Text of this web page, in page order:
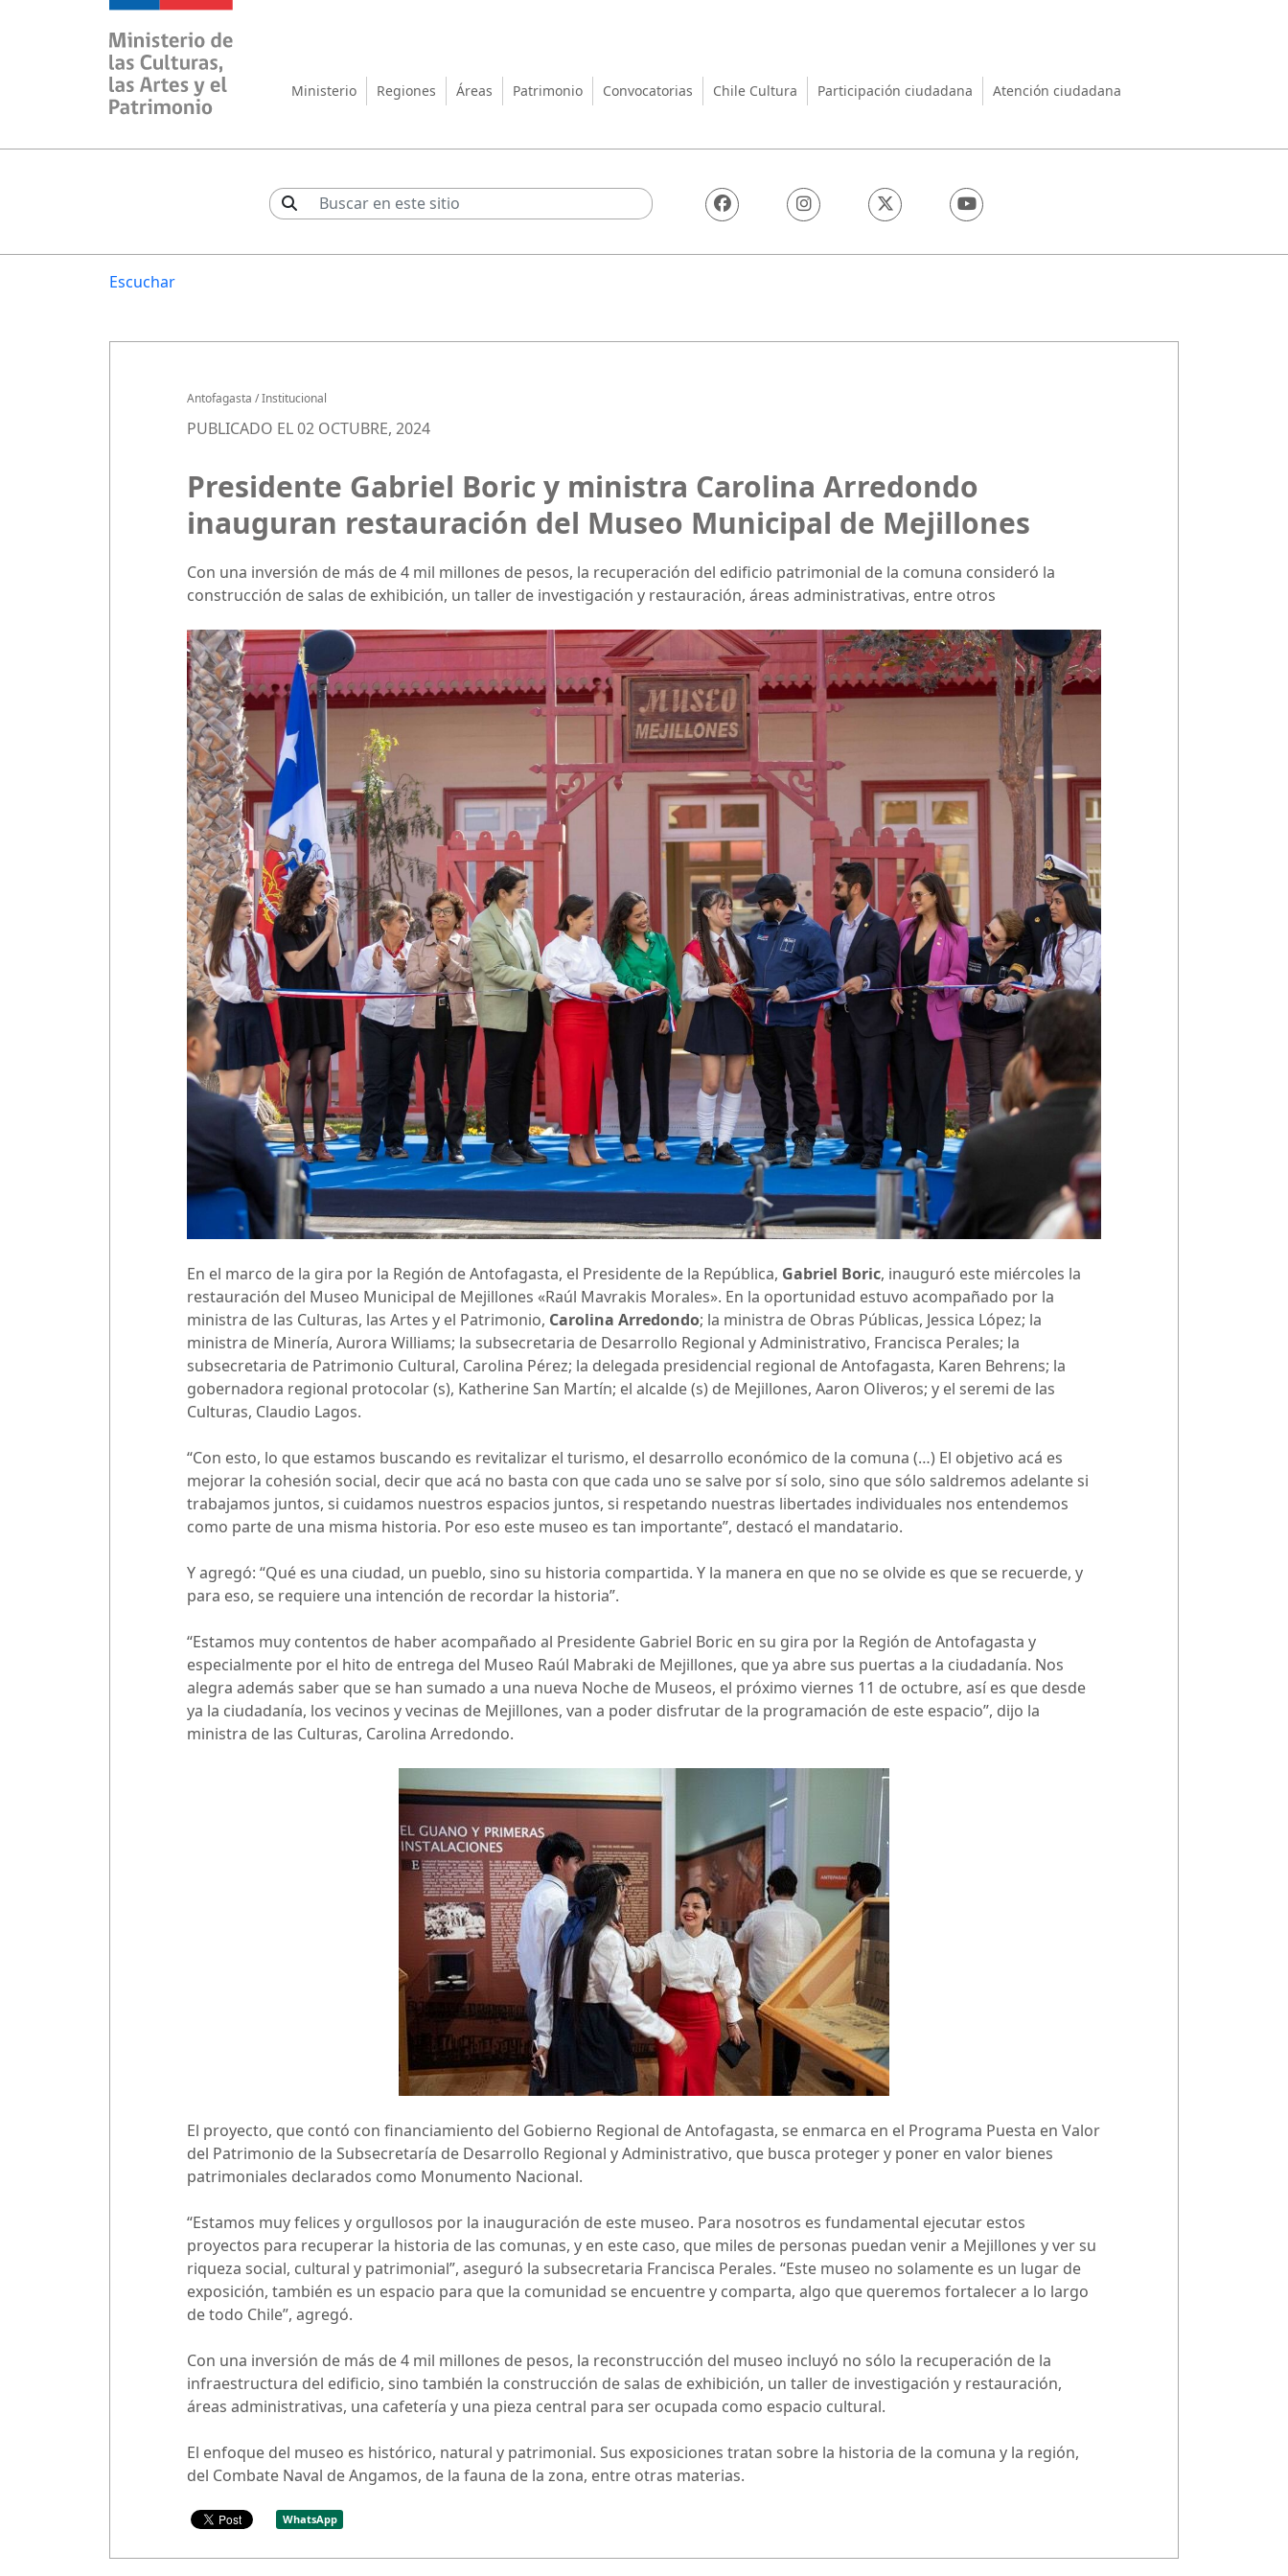
Ministerio de las Culturas, las Artes y el Patrimonio
Ministerio Regiones Áreas Patrimonio Convocatorias Chile Cultura Participación ciudadana Atención ciudadana
Escuchar
Antofagasta /Institucional
PUBLICADO EL 02 OCTUBRE, 2024
Presidente Gabriel Boric y ministra Carolina Arredondo
inauguran restauración del Museo Municipal de Mejillones
Con una inversión de más de 4 mil millones de pesos, la recuperación del edificio patrimonial de la comuna consideró la
construcción de salas de exhibición, un taller de investigación y restauración, áreas administrativas, entre otros
En el marco de la gira por la Región de Antofagasta, el Presidente de la República, Gabriel Boric, inauguró este miércoles la
restauración del Museo Municipal de Mejillones «Raúl Mavrakis Morales». En la oportunidad estuvo acompañado por la
ministra de las Culturas, las Artes y el Patrimonio, Carolina Arredondo; la ministra de Obras Públicas, Jessica López; la
ministra de Minería, Aurora Williams; la subsecretaria de Desarrollo Regional y Administrativo, Francisca Perales; la
subsecretaria de Patrimonio Cultural, Carolina Pérez; la delegada presidencial regional de Antofagasta, Karen Behrens; la
gobernadora regional protocolar (s), Katherine San Martín; el alcalde (s) de Mejillones, Aaron Oliveros; y el seremi de las
Culturas, Claudio Lagos.
“Con esto, lo que estamos buscando es revitalizar el turismo, el desarrollo económico de la comuna (…) El objetivo acá es
mejorar la cohesión social, decir que acá no basta con que cada uno se salve por sí solo, sino que sólo saldremos adelante si
trabajamos juntos, si cuidamos nuestros espacios juntos, si respetando nuestras libertades individuales nos entendemos
como parte de una misma historia. Por eso este museo es tan importante”, destacó el mandatario.
Y agregó: “Qué es una ciudad, un pueblo, sino su historia compartida. Y la manera en que no se olvide es que se recuerde, y
para eso, se requiere una intención de recordar la historia”.
“Estamos muy contentos de haber acompañado al Presidente Gabriel Boric en su gira por la Región de Antofagasta y
especialmente por el hito de entrega del Museo Raúl Mabraki de Mejillones, que ya abre sus puertas a la ciudadanía. Nos
alegra además saber que se han sumado a una nueva Noche de Museos, el próximo viernes 11 de octubre, así es que desde
ya la ciudadanía, los vecinos y vecinas de Mejillones, van a poder disfrutar de la programación de este espacio”, dijo la
ministra de las Culturas, Carolina Arredondo.
El proyecto, que contó con financiamiento del Gobierno Regional de Antofagasta, se enmarca en el Programa Puesta en Valor
del Patrimonio de la Subsecretaría de Desarrollo Regional y Administrativo, que busca proteger y poner en valor bienes
patrimoniales declarados como Monumento Nacional.
“Estamos muy felices y orgullosos por la inauguración de este museo. Para nosotros es fundamental ejecutar estos
proyectos para recuperar la historia de las comunas, y en este caso, que miles de personas puedan venir a Mejillones y ver su
riqueza social, cultural y patrimonial”, aseguró la subsecretaria Francisca Perales. “Este museo no solamente es un lugar de
exposición, también es un espacio para que la comunidad se encuentre y comparta, algo que queremos fortalecer a lo largo
de todo Chile”, agregó.
Con una inversión de más de 4 mil millones de pesos, la reconstrucción del museo incluyó no sólo la recuperación de la
infraestructura del edificio, sino también la construcción de salas de exhibición, un taller de investigación y restauración,
áreas administrativas, una cafetería y una pieza central para ser ocupada como espacio cultural.
El enfoque del museo es histórico, natural y patrimonial. Sus exposiciones tratan sobre la historia de la comuna y la región,
del Combate Naval de Angamos, de la fauna de la zona, entre otras materias.
WhatsApp